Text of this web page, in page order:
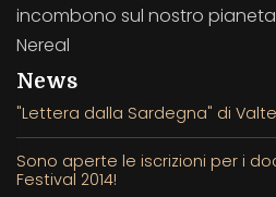
incombono sul nostro
Nereal
News
"Lettera dalla Sardegna" di
Sono aperte le iscrizioni per i
Festival 2014!